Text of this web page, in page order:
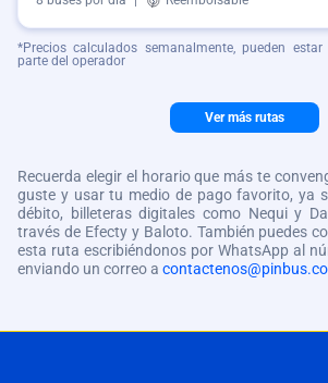
*Precios calculados semanalmente, pueden
parte del operador
Ver más rutas
Recuerda elegir el horario que más te
guste y usar tu medio de pago favorito, ya
débito, billeteras digitales como Nequi y
través de Efecty y Baloto. También puedes
esta ruta escribiéndonos por WhatsApp al
enviando un correo a